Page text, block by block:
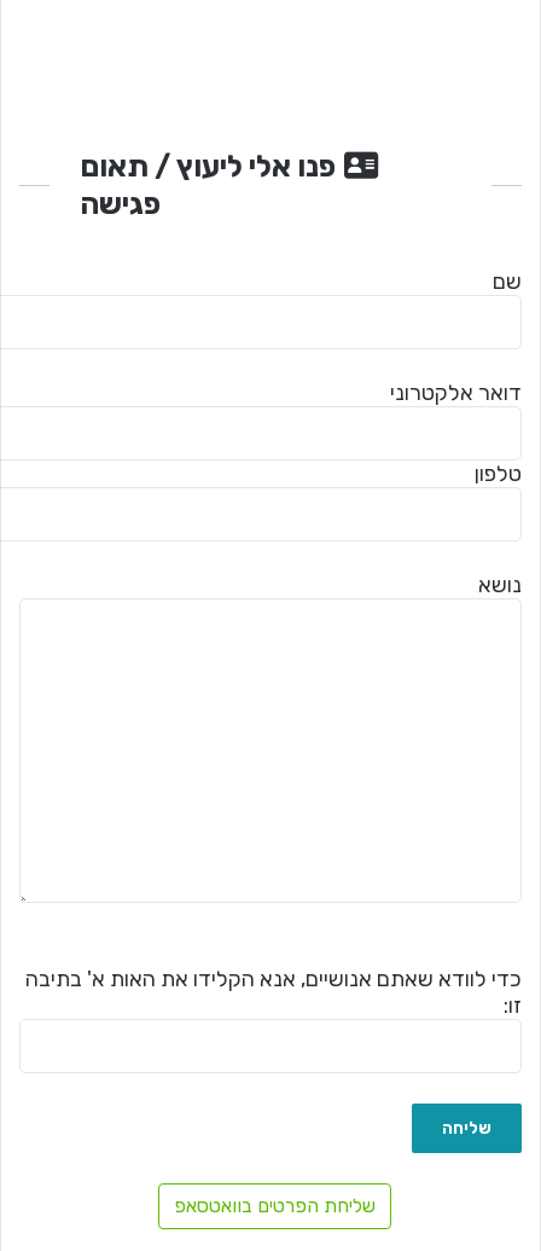
פנו אלי ליעוץ / תאום
פגישה
שם
דואר אלקטרוני
טלפון
נושא
כדי לוודא שאתם אנושיים, אנא הקלידו את האות א' בתיבה
זו:
שליחת הפרטים בוואטסאפ